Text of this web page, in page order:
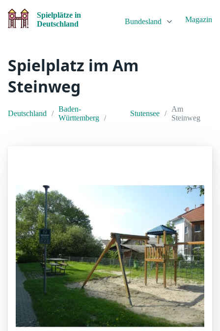
Spielplätze in
Deutschland
Bundesland Magazin
Spielplatz im Am
Steinweg
Deutschland
Baden-
Württemberg
Stutensee
Am
Steinweg